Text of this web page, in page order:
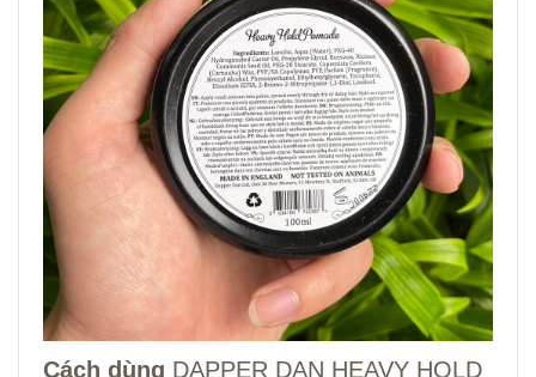
Cách dùng DAPPER DAN HEAVY HOLD